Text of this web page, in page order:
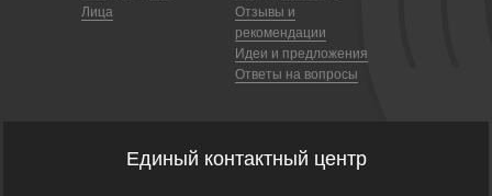
Лица
Отзывы и
рекомендации
Идеи и предложения
Ответы на вопросы
Единый контактный центр